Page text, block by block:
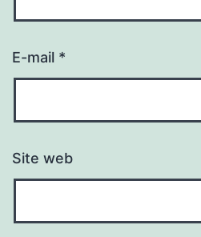
E-mail *
Site web